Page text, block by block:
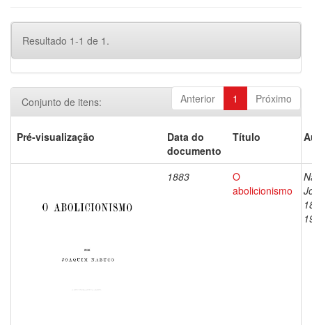
Resultado 1-1 de 1.
Anterior 1 Próximo
Conjunto de itens:
Pré-visualização
Data do
documento
Título
1883
O
abolicionismo